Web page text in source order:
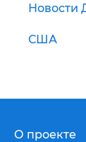
Новости
США
О проекте